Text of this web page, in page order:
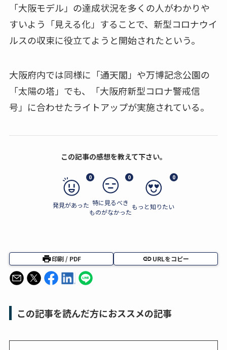
「大阪モデル」の達成状況を多くの人がわかりや
すいよう「見える化」することで、新型コロナウイ
ルスの収束に役立てようと開始されたという。
大阪府内では同様に「通天閣」や万博記念公園の
「太陽の塔」でも、「大阪府新型コロナ警戒信
号」に合わせたライトアップが実施されている。
この記事の感想を教えて下さい。
0
発見があった
0
特に見るべき
ものがなかった
0
もっと知りたい
印刷 / PDF URLをコピー
この記事を読んだ方におススメの記事